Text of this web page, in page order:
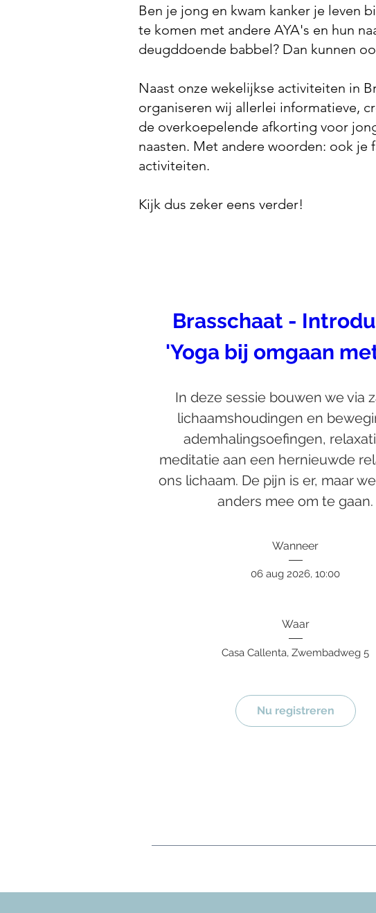
Ben je jong en kwam kanker je leven
te komen met andere AYA's en hun
deugddoende babbel? Dan kunnen
Naast onze wekelijkse activiteiten in
organiseren wij allerlei informatieve,
de overkoepelende afkorting voor
naasten. Met andere woorden: ook je
activiteiten.
Kijk dus zeker eens verder!
Brasschaat -
'Yoga bij omgaan
In deze sessie bouwen we via
lichaamshoudingen en
ademhalingsoefingen,
meditatie aan een hernieuwde
ons lichaam. De pijn is er, maar
anders mee om te gaan.
Wanneer
06 aug 2026, 10:00
Waar
Casa Callenta, Zwembadweg 5
Nu registreren